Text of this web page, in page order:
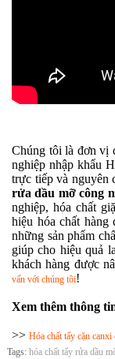
Chúng tôi là đơn vị
nghiệp nhập khẩu
trực tiếp và nguyên
rửa dầu mỡ công
nghiệp, hóa chất
hiệu hóa chất
những sản phẩm
giúp cho hiệu quả
khách hàng được
vấn với chúng tôi!
Xem thêm thông
>> Hóa chất tẩy cặn
Tags: hóa chất tẩy rửa dầu